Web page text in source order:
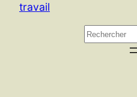
travail
R